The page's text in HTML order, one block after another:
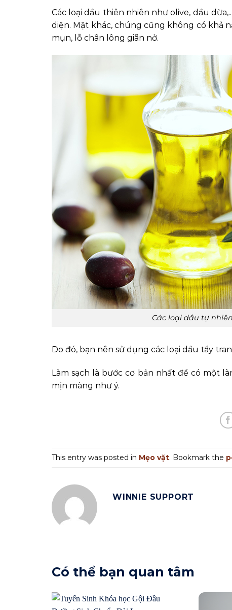
Các loại dầu thiên nhiên như olive, dầu
diện. Mặt khác, chúng cũng không có khả
mụn, lỗ chân lông giãn nở.
Các loại dầu tự
Do đó, bạn nên sử dụng các loại dầu tẩy
Làm sạch là bước cơ bản nhất để có một
mịn màng như ý.
This entry was posted in Mẹo vặt. Bookmark the
WINNIE SUPPORT
Có thể bạn quan tâm